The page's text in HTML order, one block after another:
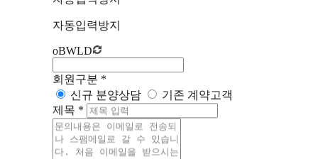
자동입력방지
oBWLD
회원구분*
신규 분양상담
기존 계약고객
제목*